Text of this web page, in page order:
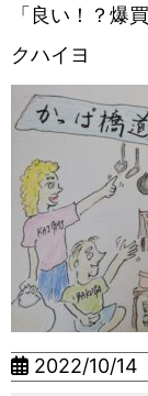
「良い！？爆
クハイヨ
2022/10/14